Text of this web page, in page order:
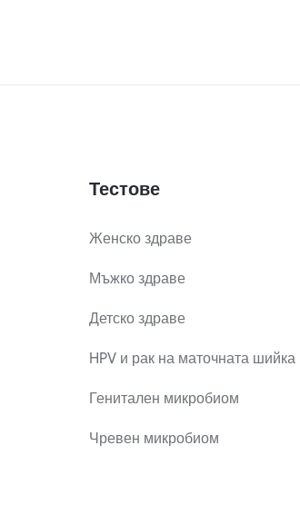
Тестове
Женско здраве
Мъжко здраве
Детско здраве
HPV и рак на маточната шийка
Генитален микробиом
Чревен микробиом